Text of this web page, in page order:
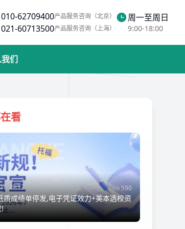
010-62709400产品服务咨询（北京）
021-60713500产品服务咨询（上海）
周一至周日
9:00-18:00
们
看
590
质成绩单停发,电子凭证效力+美本选校资